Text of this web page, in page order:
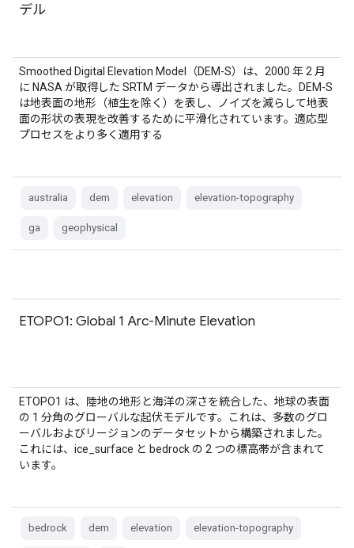
デル
Smoothed Digital Elevation Model（DEM-S）は、2000 年 2 月
に NASA が取得した SRTM データから導出されました。DEM-S
は地表面の地形（植生を除く）を表し、ノイズを減らして地表
面の形状の表現を改善するために平滑化されています。適応型
プロセスをより多く適用する
australia dem elevation elevation-topography
ga geophysical
ETOPO1: Global 1 Arc-Minute Elevation
ETOPO1 は、陸地の地形と海洋の深さを統合した、地球の表面
の 1 分角のグローバルな起伏モデルです。これは、多数のグロ
ーバルおよびリージョンのデータセットから構築されました。
これには、ice_surface と bedrock の 2 つの標高帯が含まれて
います。
bedrock dem elevation elevation-topography